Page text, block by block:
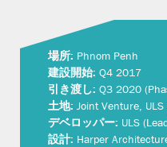
場所: Phnom Penh
建設開始: Q4 2017
引き渡し: Q3 2020
土地: Joint Venture,
デベロッパー: ULS
設計: Harper